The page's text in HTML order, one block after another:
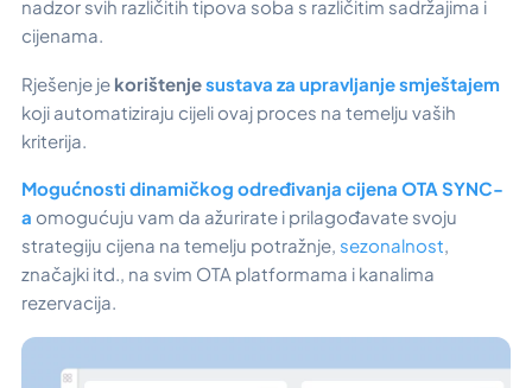
nadzor svih različitih tipova soba s različitim sadržajima i
cijenama.
Rješenje je korištenjesustava za upravljanje smještajem
koji automatiziraju cijeli ovaj proces na temelju vaših
kriterija.
Mogućnosti dinamičkog određivanja cijena OTA SYNC-
a omogućuju vam da ažurirate i prilagođavate svoju
strategiju cijena na temelju potražnje, sezonalnost,
značajki itd., na svim OTA platformama i kanalima
rezervacija.